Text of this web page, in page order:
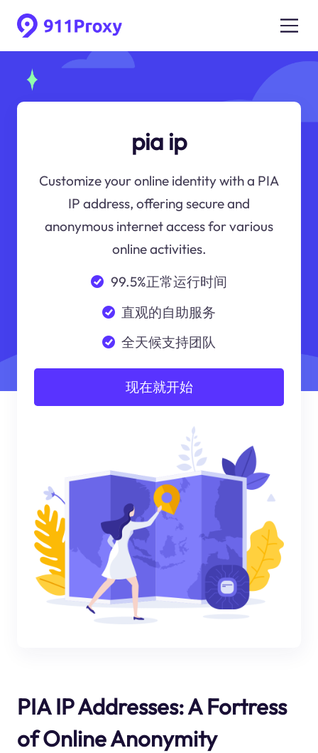
pia ip
Customize your online identity with a PIA
IP address, offering secure and
anonymous internet access for various
online activities.
99.5%正常运行时间
直观的自助服务
全天候支持团队
现在就开始
PIA IP Addresses: A Fortress
of Online Anonymity